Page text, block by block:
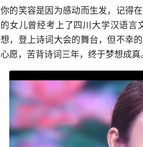
你的笑容是因为感动而生发，记得
的女儿曾经考上了四川大学汉语
想，登上诗词大会的舞台，但不幸
心愿，苦背诗词三年，终于梦想成真